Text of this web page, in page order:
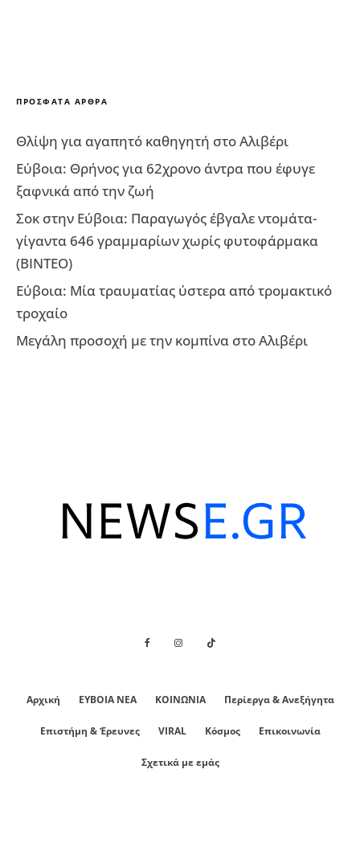
ΠΡΌΣΦΑΤΑ ΆΡΘΡΑ
Θλίψη για αγαπητό καθηγητή στο Αλιβέρι
Εύβοια: Θρήνος για 62χρονο άντρα που έφυγε
ξαφνικά από την ζωή
Σοκ στην Εύβοια: Παραγωγός έβγαλε ντομάτα-
γίγαντα 646 γραμμαρίων χωρίς φυτοφάρμακα
(ΒΙΝΤΕΟ)
Εύβοια: Μία τραυματίας ύστερα από τρομακτικό
τροχαίο
Μεγάλη προσοχή με την κομπίνα στο Αλιβέρι
Αρχική ΕΥΒΟΙΑ ΝΕΑ ΚΟΙΝΩΝΙΑ Περίεργα & Ανεξήγητα
Επιστήμη & Έρευνες VIRAL Κόσμος Επικοινωνία
Σχετικά με εμάς